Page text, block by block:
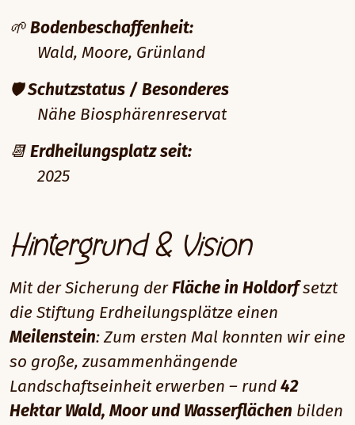
🌱 Bodenbeschaffenheit:
Wald, Moore, Grünland
🛡️Schutzstatus / Besonderes
Nähe Biosphärenreservat
📆 Erdheilungsplatz seit:
2025
Hintergrund & Vision
Mit der Sicherung der Fläche in Holdorfsetzt
die Stiftung Erdheilungsplätze einen
Meilenstein: Zum ersten Mal konnten wir eine
so große, zusammenhängende
Landschaftseinheit erwerben – rund 42
Hektar Wald, Moor und Wasserflächen bilden